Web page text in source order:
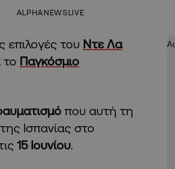
ALPHANEWSLIVE
του Ντε Λα
το Παγκόσμιο
που αυτή τη
Ισπανίας στο
15 Ιουνίου.